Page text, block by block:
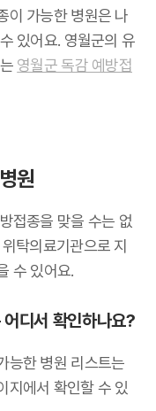
이 가능한 병원은 나
있어요. 영월군의 유
영월군 독감 예방접
원
접종을 맞을 수는 없
탁의료기관으로 지
수 있어요.
디서 확인하나요?
능한 병원 리스트는
지에서 확인할 수 있